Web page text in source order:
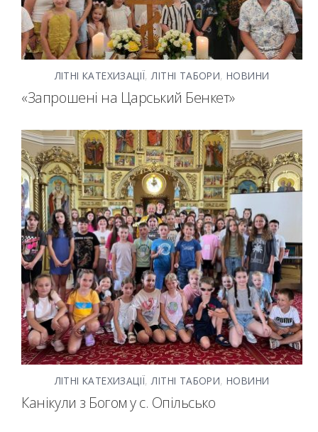
ЛІТНІ КАТЕХИЗАЦІЇ,ЛІТНІ ТАБОРИ,НОВИНИ
«Запрошені на Царський Бенкет»
ЛІТНІ КАТЕХИЗАЦІЇ,ЛІТНІ ТАБОРИ,НОВИНИ
Канікули з Богом у с. Опільсько